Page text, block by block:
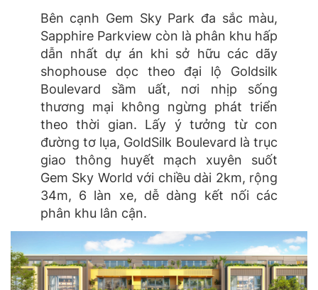
Bên cạnh Gem Sky Park đa sắc màu,
Sapphire Parkview còn là phân khu hấp
dẫn nhất dự án khi sở hữu các dãy
shophouse dọc theo đại lộ Goldsilk
Boulevard sầm uất, nơi nhịp sống
thương mại không ngừng phát triển
theo thời gian. Lấy ý tưởng từ con
đường tơ lụa, GoldSilk Boulevard là trục
giao thông huyết mạch xuyên suốt
Gem Sky World với chiều dài 2km, rộng
34m, 6 làn xe, dễ dàng kết nối các
phân khu lân cận.